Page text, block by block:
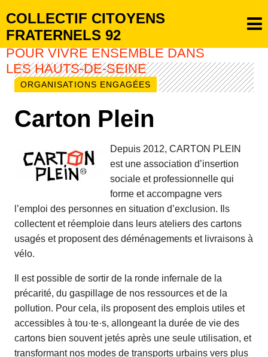
COLLECTIF CITOYENS
FRATERNELS 92
POUR VIVRE ENSEMBLE DANS
LES HAUTS-DE-SEINE
ORGANISATIONS ENGAGÉES
Carton Plein
Depuis 2012, CARTON PLEIN
est une association d’insertion
sociale et professionnelle qui
forme et accompagne vers
l’emploi des personnes en situation d’exclusion. Ils
collectent et réemploie dans leurs ateliers des cartons
usagés et proposent des déménagements et livraisons à
vélo.
Il est possible de sortir de la ronde infernale de la
précarité, du gaspillage de nos ressources et de la
pollution. Pour cela, ils proposent des emplois utiles et
accessibles à tou·te·s, allongeant la durée de vie des
cartons bien souvent jetés après une seule utilisation, et
transformant nos modes de transports urbains vers plus